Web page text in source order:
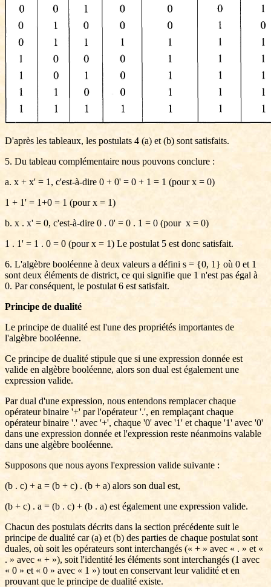
D'après les tableaux, les postulats 4 (a) et (b) sont satisfaits.
5. Du tableau complémentaire nous pouvons conclure :
a. x + x' = 1, c'est-à-dire 0 + 0' = 0 + 1 = 1 (pour x = 0)
1 + 1' = 1+0 = 1 (pour x = 1)
b. x . x' = 0, c'est-à-dire 0 . 0' = 0 . 1 = 0 (pour x = 0)
1 . 1' = 1 . 0 = 0 (pour x = 1) Le postulat 5 est donc satisfait.
6. L'algèbre booléenne à deux valeurs a défini s = {0, 1} où 0 et 1
sont deux éléments de district, ce qui signifie que 1 n'est pas égal à
0. Par conséquent, le postulat 6 est satisfait.
Principe de dualité
Le principe de dualité est l'une des propriétés importantes de
l'algèbre booléenne.
Ce principe de dualité stipule que si une expression donnée est
valide en algèbre booléenne, alors son dual est également une
expression valide.
Par dual d'une expression, nous entendons remplacer chaque
opérateur binaire '+' par l'opérateur '.', en remplaçant chaque
opérateur binaire '.' avec '+', chaque '0' avec '1' et chaque '1' avec '0'
dans une expression donnée et l'expression reste néanmoins valable
dans une algèbre booléenne.
Supposons que nous ayons l'expression valide suivante :
(b . c) + a = (b + c) . (b + a) alors son dual est,
(b + c) . a = (b . c) + (b . a) est également une expression valide.
Chacun des postulats décrits dans la section précédente suit le
principe de dualité car (a) et (b) des parties de chaque postulat sont
duales, où soit les opérateurs sont interchangés (« + » avec « . » et «
. » avec « + »), soit l'identité les éléments sont interchangés (1 avec
« 0 » et « 0 » avec « 1 ») tout en conservant leur validité et en
prouvant que le principe de dualité existe.